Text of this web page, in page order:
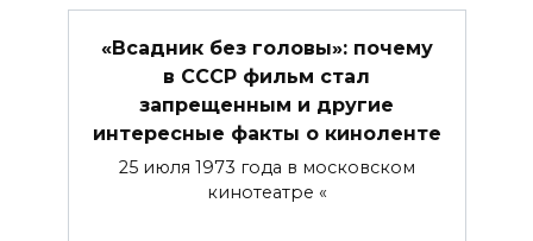
«Всадник без головы»: почему
в СССР фильм стал
запрещенным и другие
интересные факты о киноленте
25 июля 1973 года в московском
кинотеатре «